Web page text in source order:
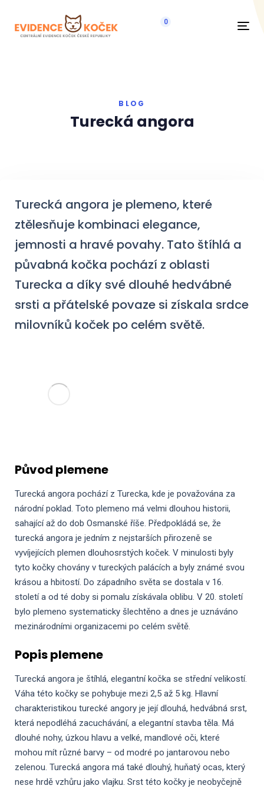
0
BLOG
Turecká angora
Turecká angora je plemeno, které
ztělesňuje kombinaci elegance,
jemnosti a hravé povahy. Tato štíhlá a
půvabná kočka pochází z oblasti
Turecka a díky své dlouhé hedvábné
srsti a přátelské povaze si získala srdce
milovníků koček po celém světě.
Původ plemene
Turecká angora pochází z Turecka, kde je považována za
národní poklad. Toto plemeno má velmi dlouhou historii,
sahající až do dob Osmanské říše. Předpokládá se, že
turecká angora je jedním z nejstarších přirozeně se
vyvíjejících plemen dlouhosrstých koček. V minulosti byly
tyto kočky chovány v tureckých palácích a byly známé svou
krásou a hbitostí. Do západního světa se dostala v 16.
století a od té doby si pomalu získávala oblibu. V 20. století
bylo plemeno systematicky šlechtěno a dnes je uznáváno
mezinárodními organizacemi po celém světě.
Popis plemene
Turecká angora je štíhlá, elegantní kočka se střední velikostí.
Váha této kočky se pohybuje mezi 2,5 až 5 kg. Hlavní
charakteristikou turecké angory je její dlouhá, hedvábná srst,
která nepodléhá zacuchávání, a elegantní stavba těla. Má
dlouhé nohy, úzkou hlavu a velké, mandlové oči, které
mohou mít různé barvy – od modré po jantarovou nebo
zelenou. Turecká angora má také dlouhý, huňatý ocas, který
nese hrdě vzhůru jako vlajku. Srst této kočky je neobyčejně